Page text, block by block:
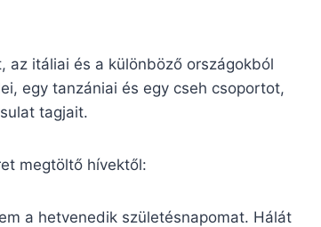
itáliai és a különböző országokból
egy tanzániai és egy cseh csoportot,
tagjait.
megtöltő hívektől:
a hetvenedik születésnapomat. Hálát